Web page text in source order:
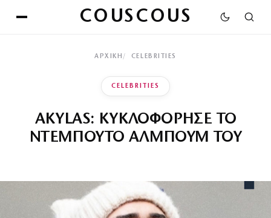
COUSCOUS
ΑΡΧΙΚΉ CELEBRITIES
CELEBRITIES
AKYLAS: ΚΥΚΛΟΦΟΡΗΣΕ ΤΟ
ΝΤΕΜΠΟΥΤΟ ΑΛΜΠΟΥΜ ΤΟΥ